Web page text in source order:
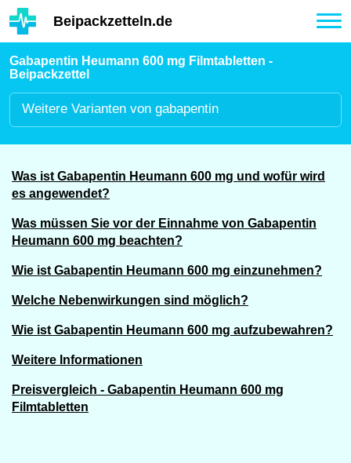
Hauptinhalt
Beipackzetteln.de
Gabapentin Heumann 600 mg Filmtabletten -
Beipackzettel
Weitere Varianten von gabapentin
Was ist Gabapentin Heumann 600 mg und wofür wird
es angewendet?
Was müssen Sie vor der Einnahme von Gabapentin
Heumann 600 mg beachten?
Wie ist Gabapentin Heumann 600 mg einzunehmen?
Welche Nebenwirkungen sind möglich?
Wie ist Gabapentin Heumann 600 mg aufzubewahren?
Weitere Informationen
Preisvergleich - Gabapentin Heumann 600 mg
Filmtabletten